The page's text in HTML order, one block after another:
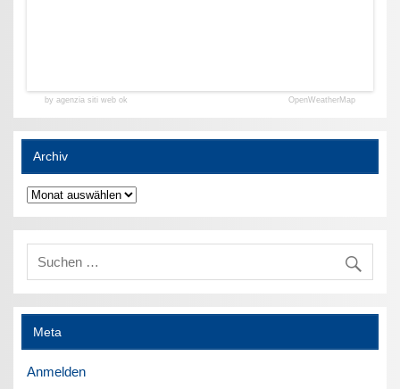
by agenzia siti web ok OpenWeatherMap
Archiv
Archiv
Meta
Anmelden